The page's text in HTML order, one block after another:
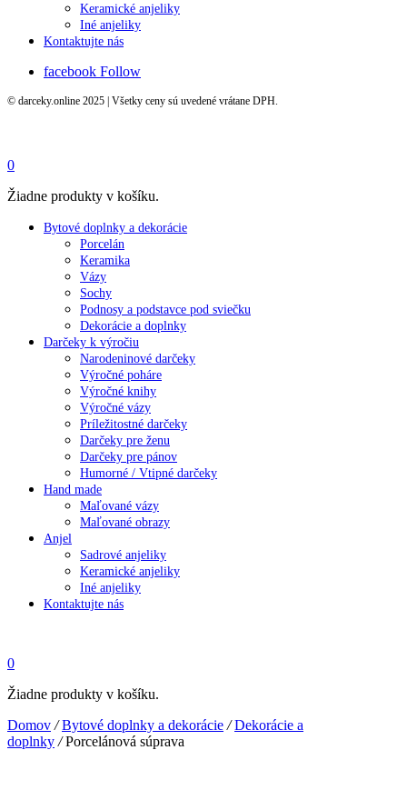
Keramické anjeliky
Iné anjeliky
Kontaktujte nás
facebook Follow
© darceky.online 2025 | Všetky ceny sú uvedené vrátane DPH.
0
Žiadne produkty v košíku.
Bytové doplnky a dekorácie
Porcelán
Keramika
Vázy
Sochy
Podnosy a podstavce pod sviečku
Dekorácie a doplnky
Darčeky k výročiu
Narodeninové darčeky
Výročné poháre
Výročné knihy
Výročné vázy
Príležitostné darčeky
Darčeky pre ženu
Darčeky pre pánov
Humorné / Vtipné darčeky
Hand made
Maľované vázy
Maľované obrazy
Anjel
Sadrové anjeliky
Keramické anjeliky
Iné anjeliky
Kontaktujte nás
0
Žiadne produkty v košíku.
Domov /Bytové doplnky a dekorácie /Dekorácie a
doplnky /Porcelánová súprava